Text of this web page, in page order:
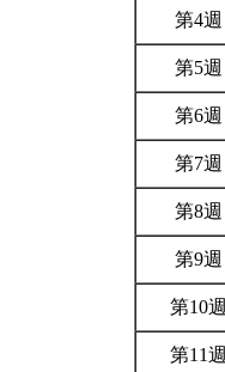
第4週
第5週
第6週
第7週
第8週
第9週
第10週
第11週